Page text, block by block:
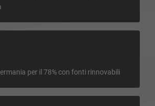
per il 78% con fonti rinnovabili